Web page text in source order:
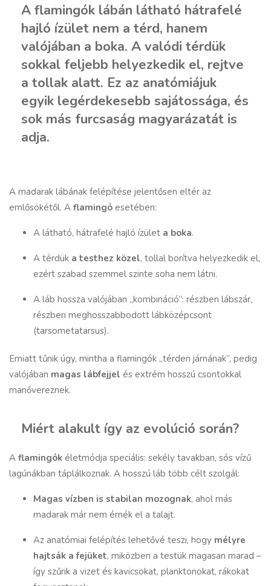
A flamingók lábán látható hátrafelé
hajló ízület nem a térd, hanem
valójában a boka. A valódi térdük
sokkal feljebb helyezkedik el, rejtve
a tollak alatt. Ez az anatómiájuk
egyik legérdekesebb sajátossága, és
sok más furcsaság magyarázatát is
adja.
A madarak lábának felépítése jelentősen eltér az
emlősökétől. A flamingó esetében:
A látható, hátrafelé hajló ízület a boka.
A térdük a testhez közel, tollal borítva helyezkedik el,
ezért szabad szemmel szinte soha nem látni.
A láb hossza valójában „kombináció”: részben lábszár,
részben meghosszabbodott lábközépcsont
(tarsometatarsus).
Emiatt tűnik úgy, mintha a flamingók „térden járnának”, pedig
valójában magas lábfejjel és extrém hosszú csontokkal
manővereznek.
Miért alakult így az evolúció során?
A flamingók életmódja speciális: sekély tavakban, sós vízű
lagúnákban táplálkoznak. A hosszú láb több célt szolgál:
Magas vízben is stabilan mozognak, ahol más
madarak már nem érnék el a talajt.
Az anatómiai felépítés lehetővé teszi, hogy mélyre
hajtsák a fejüket, miközben a testük magasan marad –
így szűrik a vizet és kavicsokat, planktonokat, rákokat